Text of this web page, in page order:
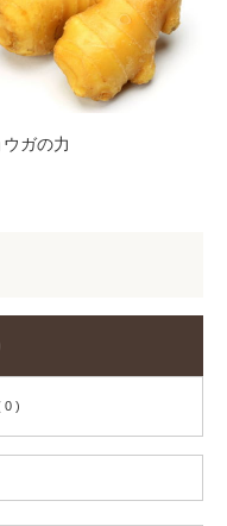
ウガの力
0 )